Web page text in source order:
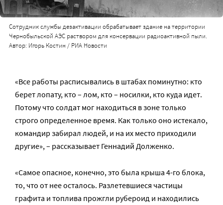
Сотрудник службы дезактивации обрабатывает здание на территории
Чернобыльской АЭС раствором для консервации радиоактивной пыли.
Автор: Игорь Костин / РИА Новости
«Все работы расписывались в штабах поминутно: кто
берет лопату, кто – лом, кто – носилки, кто куда идет.
Потому что солдат мог находиться в зоне только
строго определенное время. Как только оно истекало,
командир забирал людей, и на их место приходили
другие», – рассказывает Геннадий Долженко.
«Самое опасное, конечно, это была крыша 4-го блока,
то, что от нее осталось. Разлетевшиеся частицы
графита и топлива прожгли рубероид и находились